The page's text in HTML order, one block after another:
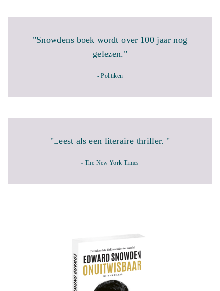
"Snowdens boek wordt over 100 jaar nog
gelezen."
- Politiken
"Leest als een literaire thriller. "
- The New York Times